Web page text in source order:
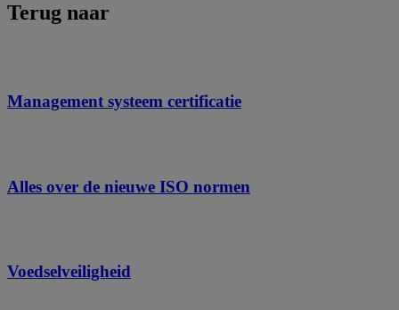
Terug naar
Management systeem certificatie
Alles over de nieuwe ISO normen
Voedselveiligheid